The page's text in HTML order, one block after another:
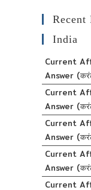
Recent
India
Current
Answer
Current
Answer
Current
Answer
Current
Answer
Current